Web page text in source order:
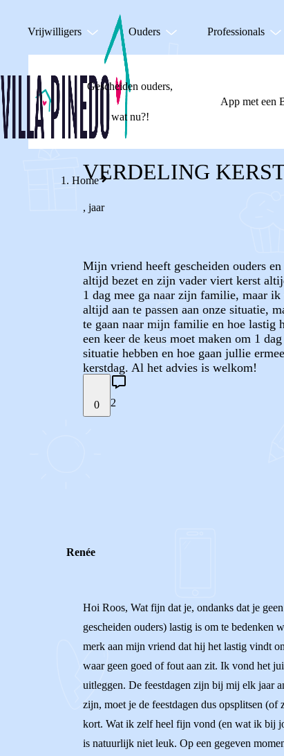
Vrijwilligers Ouders Professionals
Gescheiden ouders,
wat nu?!
App met een
Home
VERDELING
, jaar
Mijn vriend heeft gescheiden ouders
altijd bezet en zijn vader viert kerst
1 dag mee ga naar zijn familie, maar
altijd aan te passen aan onze situatie,
te gaan naar mijn familie en hoe lastig
een keer de keus moet maken om 1
situatie hebben en hoe gaan jullie
kerstdag. Al het advies is welkom!
0 2
Renée
Hoi Roos, Wat fijn dat je, ondanks dat je
gescheiden ouders) lastig is om te
merk aan mijn vriend dat hij het lastig vindt
waar geen goed of fout aan zit. Ik vond het
uitleggen. De feestdagen zijn bij mij elk jaar
zijn, moet je de feestdagen dus opsplitsen
kort. Wat ik zelf heel fijn vond (en wat ik bij
is natuurlijk niet leuk. Op een gegeven